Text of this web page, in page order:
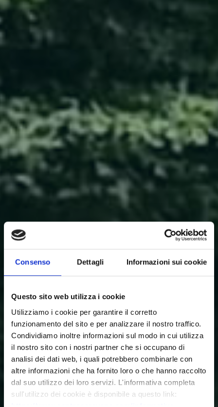
Consenso Dettagli Informazioni sui cookie
Questo sito web utilizza i cookie
Utilizziamo i cookie per garantire il corretto
funzionamento del sito e per analizzare il nostro traffico.
Condividiamo inoltre informazioni sul modo in cui utilizza
il nostro sito con i nostri partner che si occupano di
analisi dei dati web, i quali potrebbero combinarle con
altre informazioni che ha fornito loro o che hanno raccolto
dal suo utilizzo dei loro servizi. L'informativa completa
sull'utilizzo dei cookie è disponibile a questo link: